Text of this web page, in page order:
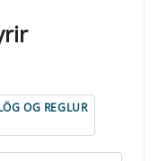
OG REGLUR